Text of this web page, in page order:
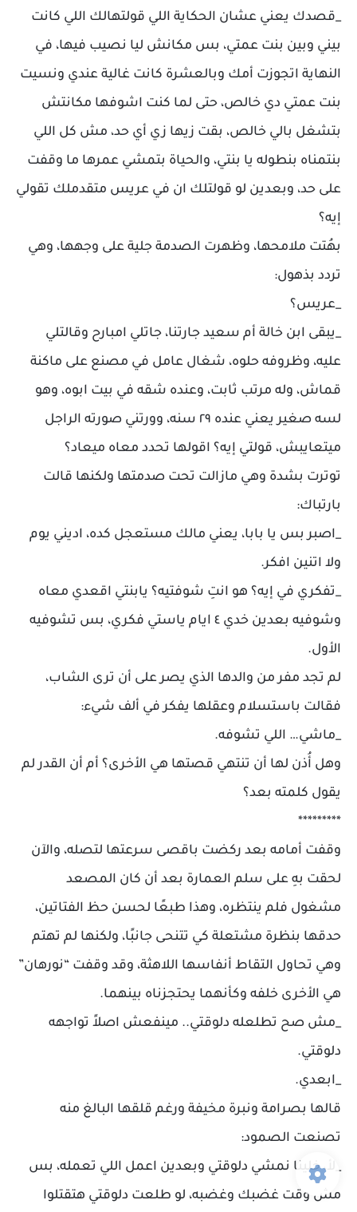
_قصدك يعني عشان الحكاية اللي قولتهالك اللي كانت
بيني وبين بنت عمتي، بس مكانش ليا نصيب فيها، في
النهاية اتجوزت أمك وبالعشرة كانت غالية عندي ونسيت
بنت عمتي دي خالص، حتى لما كنت اشوفها مكانتش
بتشغل بالي خالص، بقت زيها زي أي حد، مش كل اللي
بنتمناه بنطوله يا بنتي، والحياة بتمشي عمرها ما وقفت
على حد، وبعدين لو قولتلك ان في عريس متقدملك تقولي
إيه؟
بهُتت ملامحها، وظهرت الصدمة جلية على وجهها، وهي
تردد بذهول:
_عريس؟
_يبقى ابن خالة أم سعيد جارتنا، جاتلي امبارح وقالتلي
عليه، وظروفه حلوه، شغال عامل في مصنع على ماكنة
قماش، وله مرتب ثابت، وعنده شقه في بيت ابوه، وهو
لسه صغير يعني عنده ٢٩ سنه، وورتني صورته الراجل
ميتعايبش، قولتي إيه؟ اقولها تحدد معاه ميعاد؟
توترت بشدة وهي مازالت تحت صدمتها ولكنها قالت
بارتباك:
_اصبر بس يا بابا، يعني مالك مستعجل كده، اديني يوم
ولا اتنين افكر.
_تفكري في إيه؟ هو انتِ شوفتيه؟ يابنتي اقعدي معاه
وشوفيه بعدين خدي ٤ ايام ياستي فكري، بس تشوفيه
الأول.
لم تجد مفر من والدها الذي يصر على أن ترى الشاب،
فقالت باستسلام وعقلها يفكر في ألف شيء:
_ماشي… اللي تشوفه.
وهل أُذن لها أن تنتهي قصتها هي الأخرى؟ أم أن القدر لم
يقول كلمته بعد؟
*********
وقفت أمامه بعد ركضت باقصى سرعتها لتصله، والآن
لحقت بهِ على سلم العمارة بعد أن كان المصعد
مشغول فلم ينتظره، وهذا طبعًا لحسن حظ الفتاتين،
حدقها بنظرة مشتعلة كي تتنحى جانبًا، ولكنها لم تهتم
وهي تحاول التقاط أنفاسها اللاهثة، وقد وقفت “نورهان”
هي الأخرى خلفه وكأنهما يحتجزناه بينهما.
_مش صح تطلعله دلوقتي.. مينفعش اصلاً تواجهه
دلوقتي.
_ابعدي.
قالها بصرامة ونبرة مخيفة ورغم قلقها البالغ منه
تصنعت الصمود:
_لأ، خلينا نمشي دلوقتي وبعدين اعمل اللي تعمله، بس
مش وقت غضبك وغضبه، لو طلعت دلوقتي هتقتلوا